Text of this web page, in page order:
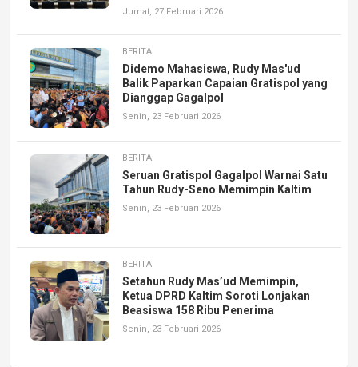
Jumat, 27 Februari 2026
BERITA
Didemo Mahasiswa, Rudy Mas'ud
Balik Paparkan Capaian Gratispol yang
Dianggap Gagalpol
Senin, 23 Februari 2026
BERITA
Seruan Gratispol Gagalpol Warnai Satu
Tahun Rudy-Seno Memimpin Kaltim
Senin, 23 Februari 2026
BERITA
Setahun Rudy Mas’ud Memimpin,
Ketua DPRD Kaltim Soroti Lonjakan
Beasiswa 158 Ribu Penerima
Senin, 23 Februari 2026